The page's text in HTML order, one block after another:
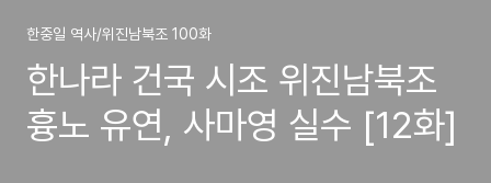
한중일 역사/위진남북조 100화
한나라 건국 시조 위진남북조
흉노 유연, 사마영 실수 [12화]